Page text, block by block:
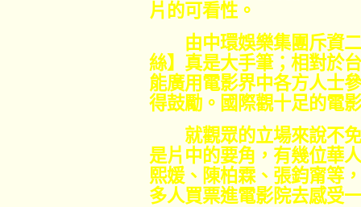
片的可看性。
由中環娛樂集團斥資二
絲】真是大手筆；相對於
能廣用電影界中各方人士
得鼓勵。國際觀十足的電
就觀眾的立場來說不免
是片中的要角，有幾位華
熙媛、陳柏霖、張鈞甯等
多人買票進電影院去感